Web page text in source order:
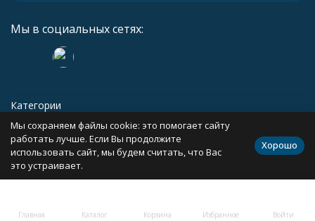
Главная Каталог Корзина Избранное Войти
Мы в социальных сетях:
Категории
Информация
Политика персональных данных Карта сайта
Мы сохраняем файлы cookie: это помогает сайту
работать лучше. Если Вы продолжите
использовать сайт, мы будем считать, что Вас
это устраивает.
Хорошо